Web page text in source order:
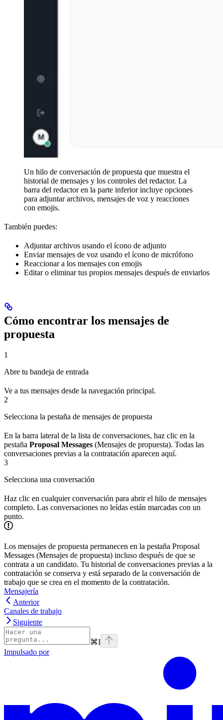
Un hilo de conversación de propuesta que muestra el
historial de mensajes y los controles del redactor. La
barra del redactor en la parte inferior incluye opciones
para adjuntar archivos, mensajes de voz y reacciones
con emojis.
También puedes:
Adjuntar archivos usando el ícono de adjunto
Enviar mensajes de voz usando el ícono de micrófono
Reaccionar a los mensajes con emojis
Editar o eliminar tus propios mensajes después de enviarlos
Cómo encontrar los mensajes de
propuesta
1
Abre tu bandeja de entrada
Ve a tus mensajes desde la navegación principal.
2
Selecciona la pestaña de mensajes de propuesta
En la barra lateral de la lista de conversaciones, haz clic en la
pestaña Proposal Messages (Mensajes de propuesta). Todas las
conversaciones previas a la contratación aparecen aquí.
3
Selecciona una conversación
Haz clic en cualquier conversación para abrir el hilo de mensajes
completo. Las conversaciones no leídas están marcadas con un
punto.
Los mensajes de propuesta permanecen en la pestaña Proposal
Messages (Mensajes de propuesta) incluso después de que se
contrata a un candidato. Tu historial de conversaciones previas a la
contratación se conserva y está separado de la conversación de
trabajo que se crea en el momento de la contratación.
Mensajería
Anterior
Canales de trabajo
Siguiente
⌘I
Impulsado por